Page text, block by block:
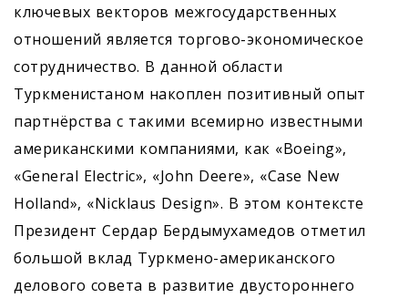
ключевых векторов межгосударственных
отношений является торгово-экономическое
сотрудничество. В данной области
Туркменистаном накоплен позитивный опыт
парт­нёрства с такими всемирно известными
американскими компаниями, как «Boeing»,
«General Electric», «John Deere», «Case New
Holland», «Nicklaus Design». В этом контексте
Президент Сердар Бердымухамедов отметил
большой вклад Туркмено-американского
делового совета в развитие двустороннего